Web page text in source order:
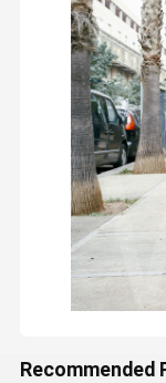
Recommended